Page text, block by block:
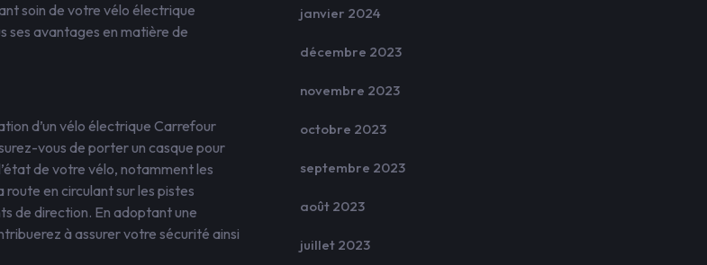
soin de votre vélo électrique
ses avantages en matière de
d’un vélo électrique Carrefour
vous de porter un casque pour
de votre vélo, notamment les
en circulant sur les pistes
de direction. En adoptant une
à assurer votre sécurité ainsi
janvier 2024
décembre 2023
novembre 2023
octobre 2023
septembre 2023
août 2023
juillet 2023